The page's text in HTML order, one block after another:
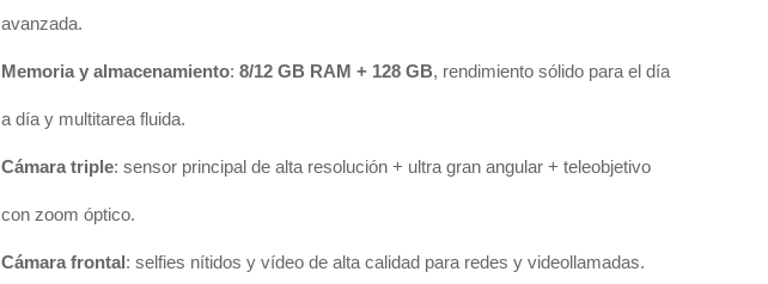
avanzada.
Memoria y almacenamiento:8/12 GB RAM + 128 GB, rendimiento sólido para el día
a día y multitarea fluida.
Cámara triple: sensor principal de alta resolución + ultra gran angular + teleobjetivo
con zoom óptico.
Cámara frontal: selfies nítidos y vídeo de alta calidad para redes y videollamadas.